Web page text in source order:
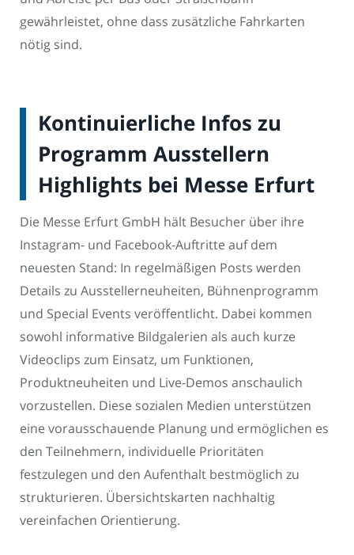
gewährleistet, ohne dass zusätzliche Fahrkarten
nötig sind.
Kontinuierliche Infos zu
Programm Ausstellern
Highlights bei Messe Erfurt
Die Messe Erfurt GmbH hält Besucher über ihre
Instagram- und Facebook-Auftritte auf dem
neuesten Stand: In regelmäßigen Posts werden
Details zu Ausstellerneuheiten, Bühnenprogramm
und Special Events veröffentlicht. Dabei kommen
sowohl informative Bildgalerien als auch kurze
Videoclips zum Einsatz, um Funktionen,
Produktneuheiten und Live-Demos anschaulich
vorzustellen. Diese sozialen Medien unterstützen
eine vorausschauende Planung und ermöglichen es
den Teilnehmern, individuelle Prioritäten
festzulegen und den Aufenthalt bestmöglich zu
strukturieren. Übersichtskarten nachhaltig
vereinfachen Orientierung.